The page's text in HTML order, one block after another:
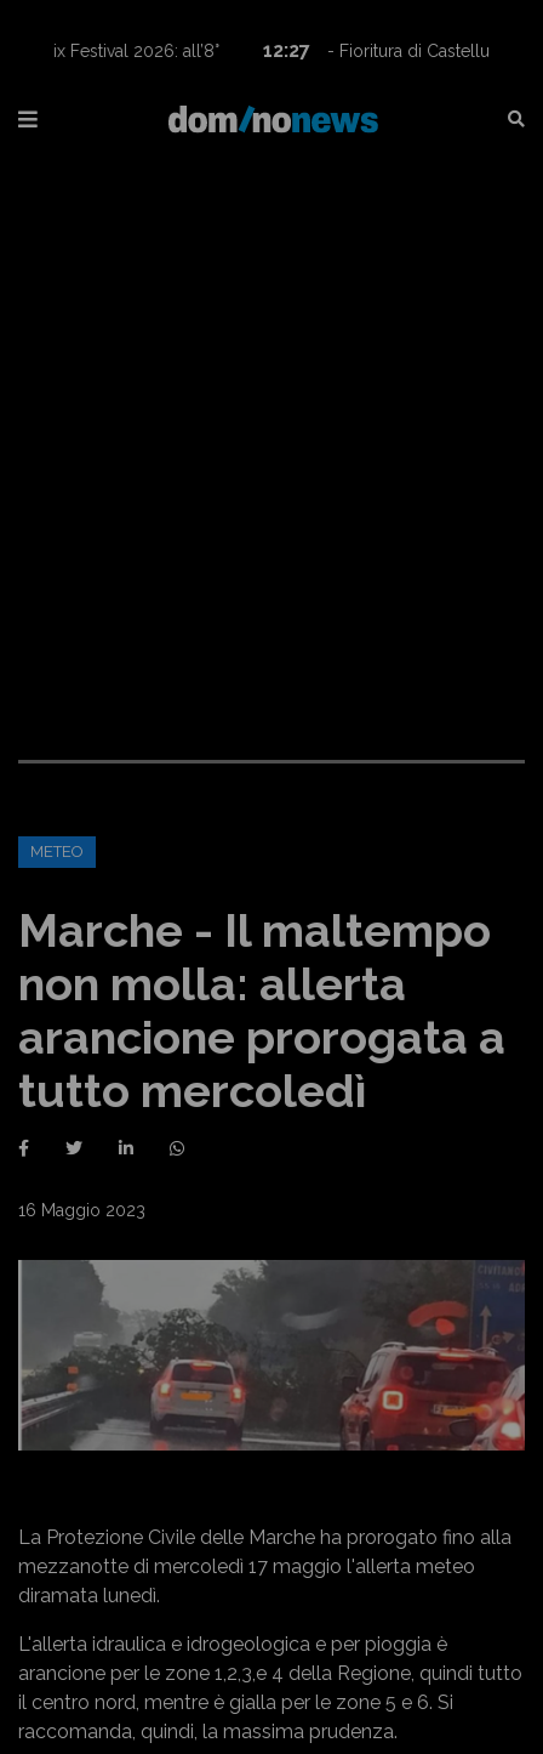
12:27
- Fioritura di Castelluccio, tornano le navette
METEO
Marche - Il maltempo
non molla: allerta
arancione prorogata a
tutto mercoledì
16 Maggio 2023
La Protezione Civile delle Marche ha prorogato fino alla
mezzanotte di mercoledì 17 maggio l'allerta meteo
diramata lunedì.
L'allerta idraulica e idrogeologica e per pioggia è
arancione per le zone 1,2,3,e 4 della Regione, quindi tutto
il centro nord, mentre è gialla per le zone 5 e 6. Si
raccomanda, quindi, la massima prudenza.